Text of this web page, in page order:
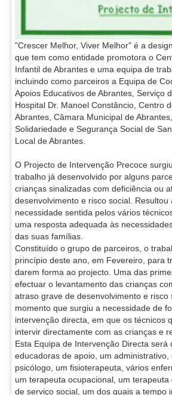
"Crescer Melhor, Viver Melhor" é a
que tem como entidade promotora o
Infantil de Abrantes e uma equipa de
incluindo como parceiros a Equipa de
Apoios Educativos de Abrantes, Serviço
Hospital Dr. Manoel Constâncio, Centro
Abrantes, Câmara Municipal de
Solidariedade e Segurança Social de
Local de Abrantes.
O Projecto de Intervenção Precoce
trabalho já desenvolvido por alguns
crianças sinalizadas com deficiência ou
desenvolvimento e risco social. Resultou
necessidade sentida pelos vários
uma resposta adequada às
das suas famílias.
Constituído o grupo de parceiros, o
princípio deste ano, em Fevereiro, para
darem forma ao projecto. Uma das
efectuar o levantamento das crianças
atraso grave de desenvolvimento e risco
momento que surgiu a necessidade de
intervenção directa, em que os técnicos
intervir directamente com as crianças e
Esta Equipa de Intervenção Directa será
educadoras de apoio, um administrativo,
psicólogo, um fisioterapeuta, vários
um terapeuta ocupacional, um
de serviço social, um dos quais a tempo